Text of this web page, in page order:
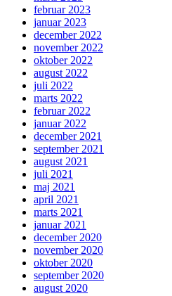
februar 2023
januar 2023
december 2022
november 2022
oktober 2022
august 2022
juli 2022
marts 2022
februar 2022
januar 2022
december 2021
september 2021
august 2021
juli 2021
maj 2021
april 2021
marts 2021
januar 2021
december 2020
november 2020
oktober 2020
september 2020
august 2020